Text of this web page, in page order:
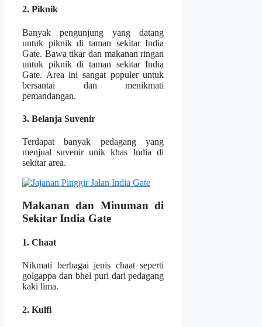
2. Piknik
Banyak pengunjung yang datang
untuk piknik di taman sekitar India
Gate. Bawa tikar dan makanan ringan
untuk piknik di taman sekitar India
Gate. Area ini sangat populer untuk
bersantai dan menikmati
pemandangan.
3. Belanja Suvenir
Terdapat banyak pedagang yang
menjual suvenir unik khas India di
sekitar area.
Makanan dan Minuman di
Sekitar India Gate
1. Chaat
Nikmati berbagai jenis chaat seperti
golgappa dan bhel puri dari pedagang
kaki lima.
2. Kulfi